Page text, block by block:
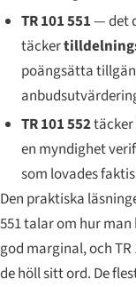
TR 101 551— det
täcker
poängsätta
TR 101 552täcker
en myndighet
som lovades
Den praktiska
551 talar om hur
god marginal, och
de höll sitt ord. De